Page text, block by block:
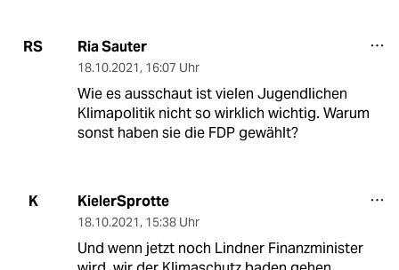
RS Ria Sauter
18.10.2021, 16:07 Uhr
Wie es ausschaut ist vielen Jugendlichen
Klimapolitik nicht so wirklich wichtig. Warum
sonst haben sie die FDP gewählt?
K KielerSprotte
18.10.2021, 15:38 Uhr
Und wenn jetzt noch Lindner Finanzminister